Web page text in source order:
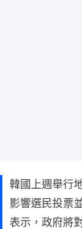
韓國上週舉行
影響選民投票
表示，政府將